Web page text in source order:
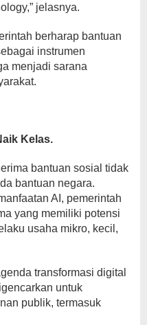
jelasnya.
berharap bantuan
instrumen
menjadi sarana
Kelas.
bantuan sosial tidak
bantuan negara.
AI, pemerintah
yang memiliki potensi
usaha mikro, kecil,
transformasi digital
untuk
publik, termasuk